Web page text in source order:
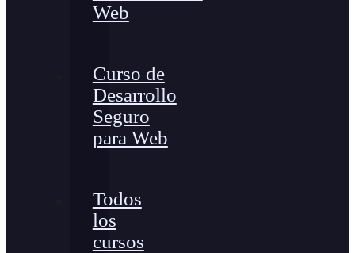
Web
Curso de
Desarrollo
Seguro
para Web
Todos
los
cursos